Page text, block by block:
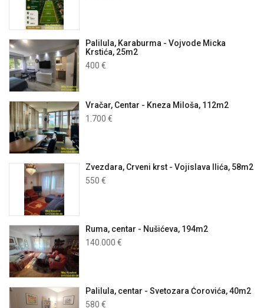
Palilula, Karaburma - Vojvode Micka
Krstića, 25m2
400 €
Vračar, Centar - Kneza Miloša, 112m2
1.700 €
Zvezdara, Crveni krst - Vojislava Ilića, 58m2
550 €
Ruma, centar - Nušićeva, 194m2
140.000 €
Palilula, centar - Svetozara Ćorovića, 40m2
580 €